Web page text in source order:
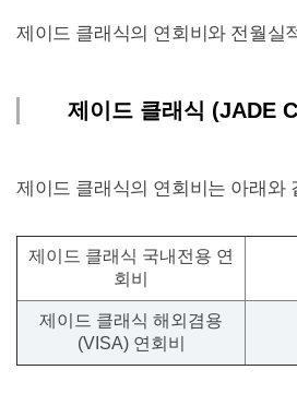
제이드 클래식의 연회비와 전월실
제이드 클래식 (JADE
제이드 클래식의 연회비는 아래와
제이드 클래식 국내전용 연
회비
제이드 클래식 해외겸용
(VISA) 연회비